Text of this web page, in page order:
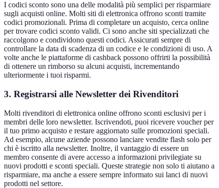
I codici sconto sono una delle modalità più semplici per risparmiare
sugli acquisti online. Molti siti di elettronica offrono sconti tramite
codici promozionali. Prima di completare un acquisto, cerca online
per trovare codici sconto validi. Ci sono anche siti specializzati che
raccolgono e condividono questi codici. Assicurati sempre di
controllare la data di scadenza di un codice e le condizioni di uso. A
volte anche le piattaforme di cashback possono offrirti la possibilità
di ottenere un rimborso su alcuni acquisti, incrementando
ulteriormente i tuoi risparmi.
3. Registrarsi alle Newsletter dei Rivenditori
Molti rivenditori di elettronica online offrono sconti esclusivi per i
membri delle loro newsletter. Iscrivendoti, puoi ricevere voucher per
il tuo primo acquisto e restare aggiornato sulle promozioni speciali.
Ad esempio, alcune aziende possono lanciare vendite flash solo per
chi è iscritto alla newsletter. Inoltre, il vantaggio di essere un
membro consente di avere accesso a informazioni privilegiate su
nuovi prodotti e sconti speciali. Queste strategie non solo ti aiutano a
risparmiare, ma anche a essere sempre informato sui lanci di nuovi
prodotti nel settore.